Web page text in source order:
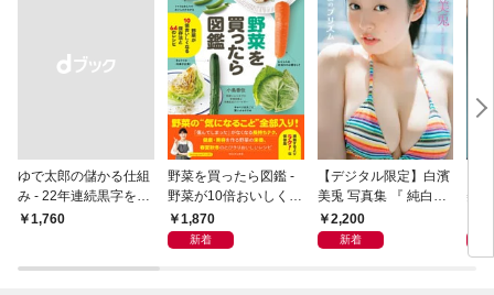
ゆで太郎の儲かる仕組
み - 22年連続黒字を支
えるがっちり経営術 -
￥1,760
野菜を買ったら図鑑 -
野菜が10倍おいしくな
る保存法と64のレシピ
-
1,870
新着
【デジタル限定】白濱
美兎 写真集 『 純白の
プリズム 』
2,200
新着
美